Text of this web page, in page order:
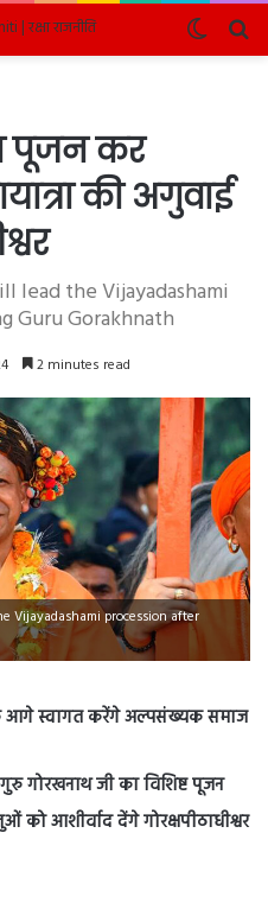
Switch
skin
पूजन कर
की अगुवाई
lead the Vijayadashami
Guru Gorakhnath
2 minutes read
Vijayadashami procession after
आगे स्वागत करेंगे अल्पसंख्यक समाज
गुरु गोरखनाथ जी का विशिष्ट पूजन
को आशीर्वाद देंगे गोरक्षपीठाधीश्वर